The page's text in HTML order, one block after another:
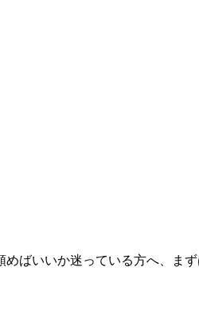
ばいいか迷っている方へ、まず